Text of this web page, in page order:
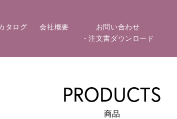
タログ 会社概要
お問い合わせ
・注文書ダウンロード
PRODUCTS
商品